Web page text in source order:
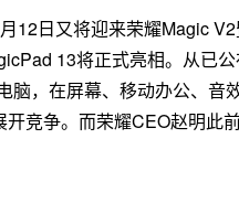
12日又将迎来荣耀Magic
13将正式亮相。从已
脑，在屏幕、移动办公、音
竞争。而荣耀CEO赵明此